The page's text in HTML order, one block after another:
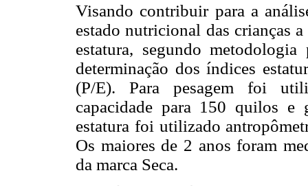
Visando contribuir para a
estado nutricional das crianças
estatura, segundo
determinação dos índices
(P/E). Para pesagem foi
capacidade para 150 quilos e
estatura foi utilizado
Os maiores de 2 anos foram
da marca Seca.